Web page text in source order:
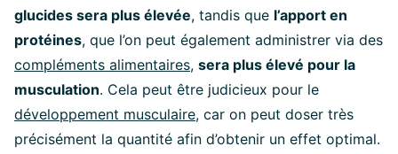
glucides sera plus élevée, tandis que l’apport en
protéines, que l’on peut également administrer via des
compléments alimentaires, sera plus élevé pour la
musculation. Cela peut être judicieux pour le
développement musculaire, car on peut doser très
précisément la quantité afin d’obtenir un effet optimal.